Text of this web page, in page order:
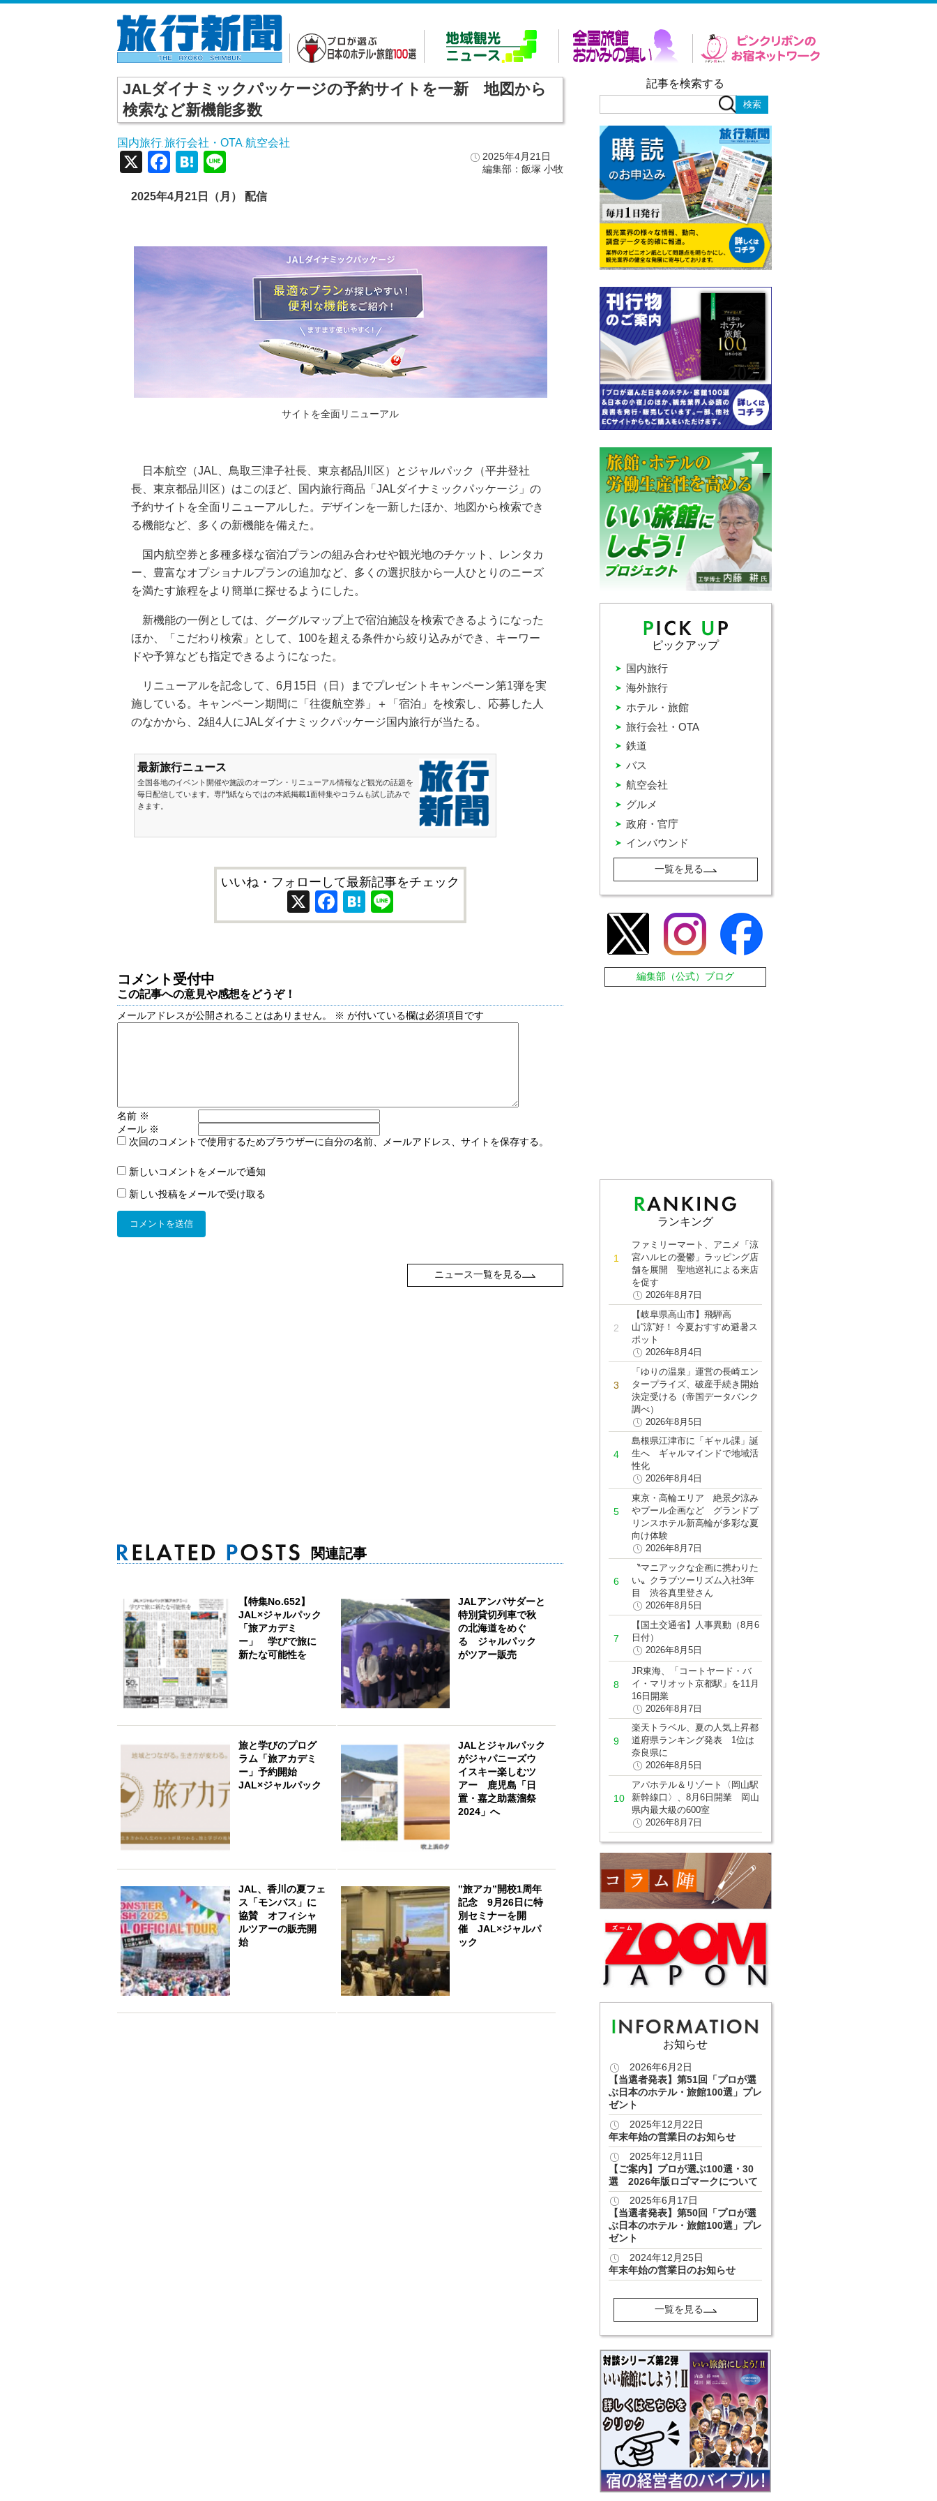
JALダイナミックパッケージの予約サイトを一新 地図から
検索など新機能多数
国内旅行 旅行会社・OTA 航空会社
2025年4月21日
編集部：飯塚 小牧
X Facebook
Hatena
2025年4月21日（月） 配信
サイトを全面リニューアル
日本航空（JAL、鳥取三津子社長、東京都品川区）とジャルパック（平井登社
長、東京都品川区）はこのほど、国内旅行商品「JALダイナミックパッケージ」の
予約サイトを全面リニューアルした。デザインを一新したほか、地図から検索でき
る機能など、多くの新機能を備えた。
国内航空券と多種多様な宿泊プランの組み合わせや観光地のチケット、レンタカ
ー、豊富なオプショナルプランの追加など、多くの選択肢から一人ひとりのニーズ
を満たす旅程をより簡単に探せるようにした。
新機能の一例としては、グーグルマップ上で宿泊施設を検索できるようになった
ほか、「こだわり検索」として、100を超える条件から絞り込みができ、キーワー
ドや予算なども指定できるようになった。
リニューアルを記念して、6月15日（日）までプレゼントキャンペーン第1弾を実
施している。キャンペーン期間に「往復航空券」＋「宿泊」を検索し、応募した人
のなかから、2組4人にJALダイナミックパッケージ国内旅行が当たる。
最新旅行ニュース
全国各地のイベント開催や施設のオープン・リニューアル情報など観光の話題を
毎日配信しています。専門紙ならではの本紙掲載1面特集やコラムも試し読みで
きます。
いいね・フォローして最新記事をチェック
X Facebook
Hatena
コメント受付中
この記事への意見や感想をどうぞ！
メールアドレスが公開されることはありません。 ※ が付いている欄は必須項目です
名前 ※
メール ※
次回のコメントで使用するためブラウザーに自分の名前、メールアドレス、サイトを保存する。
新しいコメントをメールで通知
新しい投稿をメールで受け取る
ニュース一覧を見る
関連記事
【特集No.652】
JAL×ジャルパック
「旅アカデミ
ー」 学びで旅に
新たな可能性を
JALアンバサダーと
特別貸切列車で秋
の北海道をめぐ
る ジャルパック
がツアー販売
旅と学びのプログ
ラム「旅アカデミ
ー」予約開始
JAL×ジャルパック
JALとジャルパック
がジャパニーズウ
イスキー楽しむツ
アー 鹿児島「日
置・嘉之助蒸溜祭
2024」へ
JAL、香川の夏フェ
ス「モンバス」に
協賛 オフィシャ
ルツアーの販売開
始
‟旅アカ”開校1周年
記念 9月26日に特
別セミナーを開
催 JAL×ジャルパ
ック
記事を検索する
ピックアップ
インバウンド
グルメ
バス
ホテル・旅館
国内旅行
政府・官庁
旅行会社・OTA
海外旅行
航空会社
鉄道
一覧を見る
編集部（公式）ブログ
ランキング
ファミリーマート、アニメ「涼
宮ハルヒの憂鬱」ラッピング店
舗を展開 聖地巡礼による来店
を促す
2026年8月7日
【岐阜県高山市】飛騨高
山“涼”好！ 今夏おすすめ避暑ス
ポット
2026年8月4日
「ゆりの温泉」運営の長崎エン
タープライズ、破産手続き開始
決定受ける（帝国データバンク
調べ）
2026年8月5日
島根県江津市に「ギャル課」誕
生へ ギャルマインドで地域活
性化
2026年8月4日
東京・高輪エリア 絶景夕涼み
やプール企画など グランドプ
リンスホテル新高輪が多彩な夏
向け体験
2026年8月7日
〝マニアックな企画に携わりた
い〟クラブツーリズム入社3年
目 渋谷真里登さん
2026年8月5日
【国土交通省】人事異動（8月6
日付）
2026年8月5日
JR東海、「コートヤード・バ
イ・マリオット京都駅」を11月
16日開業
2026年8月7日
楽天トラベル、夏の人気上昇都
道府県ランキング発表 1位は
奈良県に
2026年8月5日
アパホテル＆リゾート〈岡山駅
新幹線口〉、8月6日開業 岡山
県内最大級の600室
2026年8月7日
お知らせ
2026年6月2日
【当選者発表】第51回「プロが選
ぶ日本のホテル・旅館100選」プレ
ゼント
2025年12月22日
年末年始の営業日のお知らせ
2025年12月11日
【ご案内】プロが選ぶ100選・30
選 2026年版ロゴマークについて
2025年6月17日
【当選者発表】第50回「プロが選
ぶ日本のホテル・旅館100選」プレ
ゼント
2024年12月25日
年末年始の営業日のお知らせ
一覧を見る